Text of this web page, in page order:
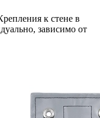
к стене в
зависимо от